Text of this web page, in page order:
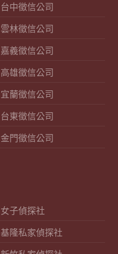
台中徵信公司
雲林徵信公司
嘉義徵信公司
高雄徵信公司
宜蘭徵信公司
台東徵信公司
金門徵信公司
女子偵探社
基隆私家偵探社